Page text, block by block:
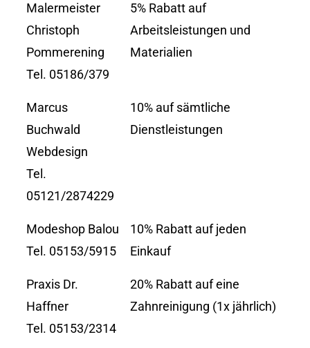
Malermeister
Christoph
Pommerening
Tel. 05186/379
5% Rabatt auf
Arbeitsleistungen und
Materialien
Marcus
Buchwald
Webdesign
Tel.
05121/2874229
10% auf sämtliche
Dienstleistungen
Modeshop Balou
Tel. 05153/5915
10% Rabatt auf jeden
Einkauf
Praxis Dr.
Haffner
Tel. 05153/2314
20% Rabatt auf eine
Zahnreinigung (1x jährlich)